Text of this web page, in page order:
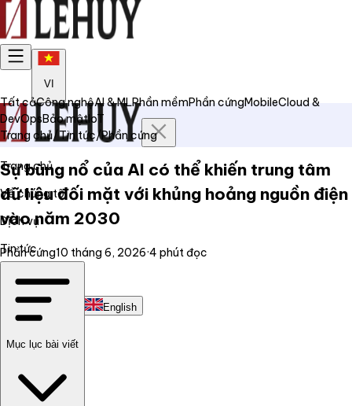
VI
Trang chủ
Về chúng tôi
Dịch vụ
Tin tức
Liên hệ
Tiếng Việt English
Tất cảCông nghệAI & MLPhần mềmPhần cứngMobileCloud &
DevOpsBảo mậtIoT
Trang chủ/Tin tức/Phần cứng
Sự bùng nổ của AI có thể khiến trung tâm
dữ liệu đối mặt với khủng hoảng nguồn điện
vào năm 2030
Phần cứng10 tháng 6, 2026·4 phút đọc
Mục lục bài viết